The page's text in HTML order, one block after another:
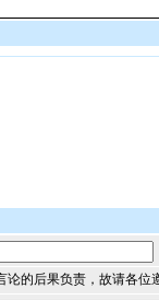
论的后果负责，故请各位